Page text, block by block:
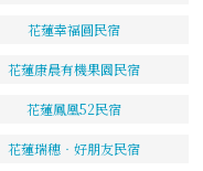
花蓮幸福圓民宿
花蓮康晨有機果園民宿
花蓮鳳凰52民宿
花蓮瑞穗‧好朋友民宿